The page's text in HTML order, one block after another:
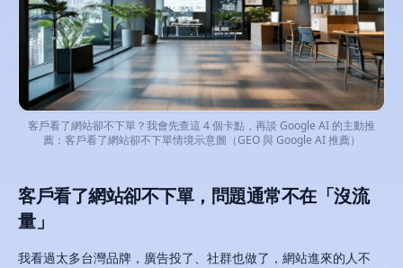
客戶看了網站卻不下單？我會先查這 4 個卡點，再談 Google AI 的主動推
薦：客戶看了網站卻不下單情境示意圖（GEO 與 Google AI 推薦）
客戶看了網站卻不下單，問題通常不在「沒流
量」
我看過太多台灣品牌，廣告投了、社群也做了，網站進來的人不